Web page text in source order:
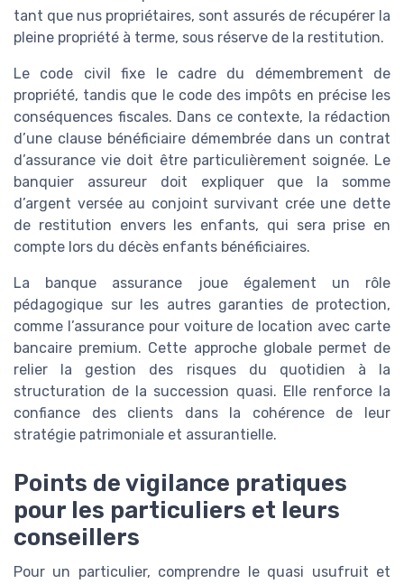
tant que nus propriétaires, sont assurés de récupérer la
pleine propriété à terme, sous réserve de la restitution.
Le code civil fixe le cadre du démembrement de
propriété, tandis que le code des impôts en précise les
conséquences fiscales. Dans ce contexte, la rédaction
d’une clause bénéficiaire démembrée dans un contrat
d’assurance vie doit être particulièrement soignée. Le
banquier assureur doit expliquer que la somme
d’argent versée au conjoint survivant crée une dette
de restitution envers les enfants, qui sera prise en
compte lors du décès enfants bénéficiaires.
La banque assurance joue également un rôle
pédagogique sur les autres garanties de protection,
comme l’assurance pour voiture de location avec carte
bancaire premium. Cette approche globale permet de
relier la gestion des risques du quotidien à la
structuration de la succession quasi. Elle renforce la
confiance des clients dans la cohérence de leur
stratégie patrimoniale et assurantielle.
Points de vigilance pratiques
pour les particuliers et leurs
conseillers
Pour un particulier, comprendre le quasi usufruit et